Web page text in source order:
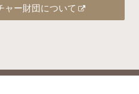
ャー財団について